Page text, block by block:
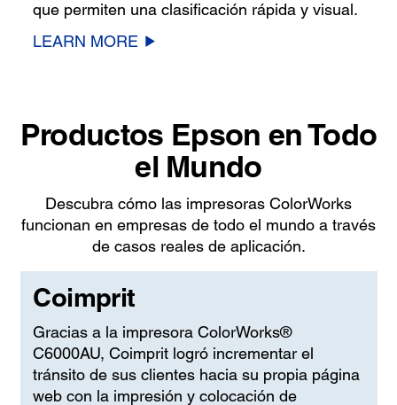
que permiten una clasificación rápida y visual.
LEARN MORE
Productos Epson en Todo
el Mundo
Descubra cómo las impresoras ColorWorks
funcionan en empresas de todo el mundo a través
de casos reales de aplicación.
Coimprit
Gracias a la impresora ColorWorks®
C6000AU, Coimprit logró incrementar el
tránsito de sus clientes hacia su propia página
web con la impresión y colocación de